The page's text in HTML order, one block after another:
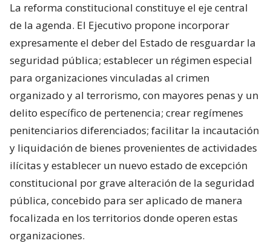
La reforma constitucional constituye el eje central
de la agenda. El Ejecutivo propone incorporar
expresamente el deber del Estado de resguardar la
seguridad pública; establecer un régimen especial
para organizaciones vinculadas al crimen
organizado y al terrorismo, con mayores penas y un
delito específico de pertenencia; crear regímenes
penitenciarios diferenciados; facilitar la incautación
y liquidación de bienes provenientes de actividades
ilícitas y establecer un nuevo estado de excepción
constitucional por grave alteración de la seguridad
pública, concebido para ser aplicado de manera
focalizada en los territorios donde operen estas
organizaciones.